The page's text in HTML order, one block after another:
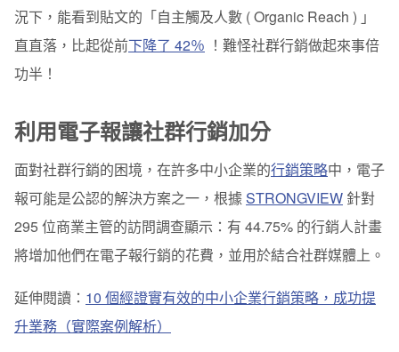
結論
況下，能看到貼文的「自主觸及人數 ( Organic Reach ) 」
直直落，比起從前下降了 42％ ！難怪社群行銷做起來事倍
功半！
利用電子報讓社群行銷加分
面對社群行銷的困境，在許多中小企業的行銷策略中，電子
報可能是公認的解決方案之一，根據 STRONGVIEW 針對
295 位商業主管的訪問調查顯示：有 44.75% 的行銷人計畫
將增加他們在電子報行銷的花費，並用於結合社群媒體上。
延伸閱讀： 10 個經證實有效的中小企業行銷策略，成功提
升業務（實際案例解析）